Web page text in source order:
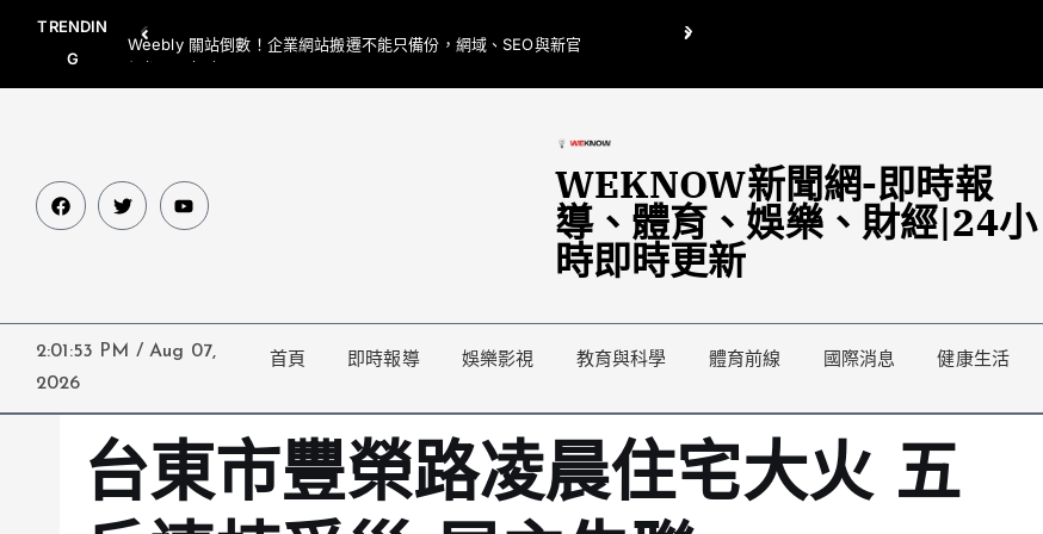
TRENDIN
G
Weebly 關站倒數！企業網站搬遷不能只備份，網域、SEO與新官
網都要一起處理
翁曉玲喊刪陸委會1295萬媒宣費惹議 梁文傑回「只能靠嘴巴」
WEKNOW新聞網-即時報
導、體育、娛樂、財經|24小
時即時更新
2:01:54 PM / Aug 07,
2026
首頁 即時報導 娛樂影視 教育與科學 體育前線 國際消息 健康生活
台東市豐榮路凌晨住宅大火 五